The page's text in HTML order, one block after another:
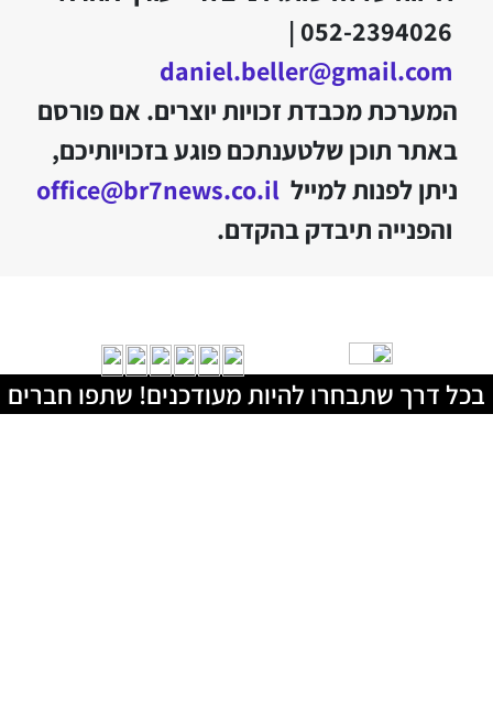
052-2394026 |
daniel.beller@gmail.com
המערכת מכבדת זכויות יוצרים. אם פורסם
באתר תוכן שלטענתכם פוגע בזכויותיכם,
ניתן לפנות למייל office@br7news.co.il
והפנייה תיבדק בהקדם.
בכל דרך שתבחרו להיות מעודכנים! שתפו חברים